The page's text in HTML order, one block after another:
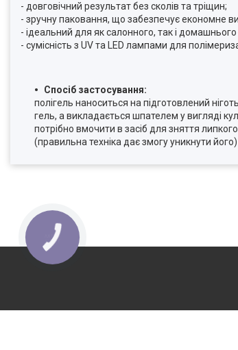
- довговічний результат без сколів та тріщин;
- зручну паковання, що забезпечує економне
- ідеальний для як салонного, так і
- сумісність з UV та LED лампами для
Спосіб застосування:
полігель наноситься на підготовлений
гель, а викладається шпателем у вигляді
потрібно вмочити в засіб для зняття
(правильна техніка дає змогу уникнути
КНОПКА
ЗВ'ЯЗКУ